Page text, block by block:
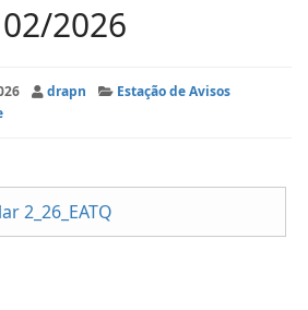
2026
drapn
Estação de Avisos
2_26_EATQ